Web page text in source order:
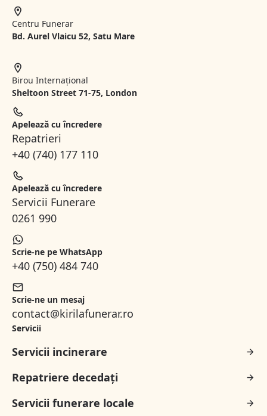
Centru Funerar
Bd. Aurel Vlaicu 52, Satu Mare
Birou Internațional
Sheltoon Street 71-75, London
Apelează cu încredere
Repatrieri
+40 (740) 177 110
Apelează cu încredere
Servicii Funerare
0261 990
Scrie-ne pe WhatsApp
+40 (750) 484 740
Scrie-ne un mesaj
contact@kirilafunerar.ro
Servicii
Servicii incinerare
Repatriere decedați
Servicii funerare locale